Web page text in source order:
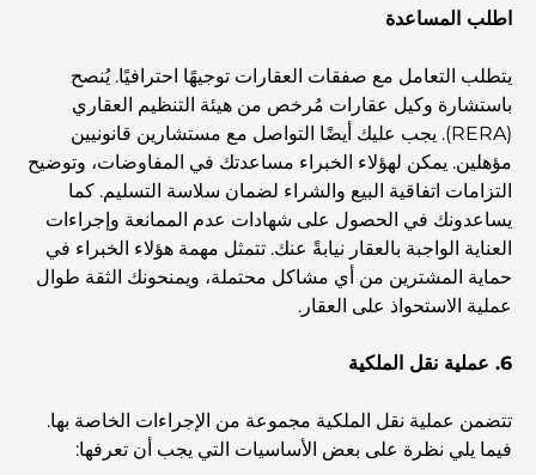
مطاعم الوصل: أشهر أماكن تناول الطعام في دبي
أغنى عشر دول في العالم
أنشطة يمكنك القيام بها مع الأطفال في دبي: دليل عائلي شامل
أماكن رومانسية في دبي للحظات لا تُنسى
اطلب المساعدة
يتطلب التعامل مع صفقات العقارات توجيهًا احترافيًا. يُنصح
باستشارة وكيل عقارات مُرخص من هيئة التنظيم العقاري
(RERA). يجب عليك أيضًا التواصل مع مستشارين قانونيين
مؤهلين. يمكن لهؤلاء الخبراء مساعدتك في المفاوضات، وتوضيح
التزامات اتفاقية البيع والشراء لضمان سلاسة التسليم. كما
يساعدونك في الحصول على شهادات عدم الممانعة وإجراءات
العناية الواجبة بالعقار نيابةً عنك. تتمثل مهمة هؤلاء الخبراء في
حماية المشترين من أي مشاكل محتملة، ويمنحونك الثقة طوال
عملية الاستحواذ على العقار.
6. عملية نقل الملكية
تتضمن عملية نقل الملكية مجموعة من الإجراءات الخاصة بها.
فيما يلي نظرة على بعض الأساسيات التي يجب أن تعرفها: